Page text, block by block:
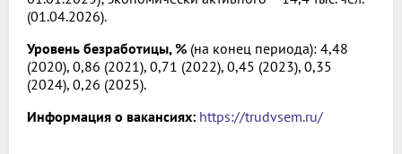
(01.04.2026).
Уровень безработицы, % (на конец периода): 4,48
(2020), 0,86 (2021), 0,71 (2022), 0,45 (2023), 0,35
(2024), 0,26 (2025).
Информация о вакансиях: https://trudvsem.ru/